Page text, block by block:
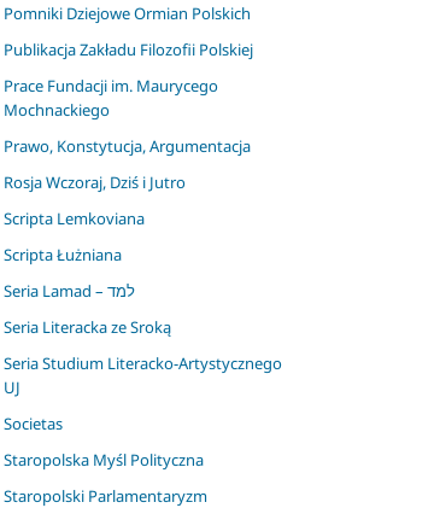
Pomniki Dziejowe Ormian Polskich
Publikacja Zakładu Filozofii Polskiej
Prace Fundacji im. Maurycego
Mochnackiego
Prawo, Konstytucja, Argumentacja
Rosja Wczoraj, Dziś i Jutro
Scripta Lemkoviana
Scripta Łużniana
Seria Lamad – למד
Seria Literacka ze Sroką
Seria Studium Literacko-Artystycznego
UJ
Societas
Staropolska Myśl Polityczna
Staropolski Parlamentaryzm